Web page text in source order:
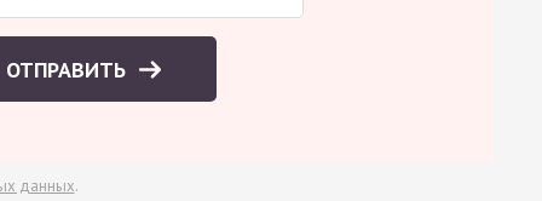
ОТПРАВИТЬ
данных.